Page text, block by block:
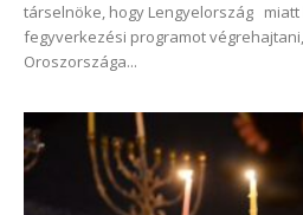
társelnöke, hogy Lengyelország
fegyverkezési programot
Oroszországa...